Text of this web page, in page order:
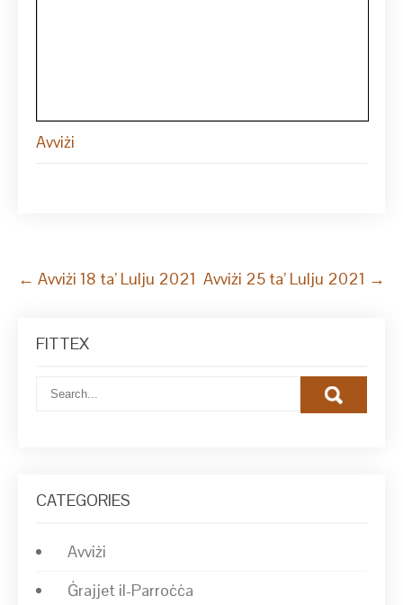
Avviżi
Post
navigation
← Avviżi 18 ta’ Lulju 2021 Avviżi 25 ta’ Lulju 2021 →
FITTEX
CATEGORIES
Avviżi
Ġrajjet il-Parroċċa